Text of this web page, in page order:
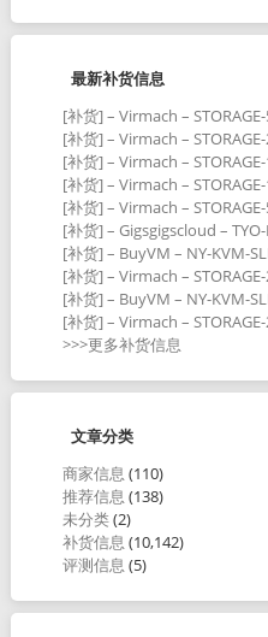
最新补货信息
[补货] – Virmach –
[补货] – Virmach –
[补货] – Virmach –
[补货] – Virmach –
[补货] – Virmach –
[补货] – Gigsgigscloud –
[补货] – BuyVM – NY-KVM-
[补货] – Virmach –
[补货] – BuyVM – NY-KVM-
[补货] – Virmach –
>>>更多补货信息
文章分类
商家信息 (110)
推荐信息 (138)
未分类(2)
补货信息 (10,142)
评测信息 (5)